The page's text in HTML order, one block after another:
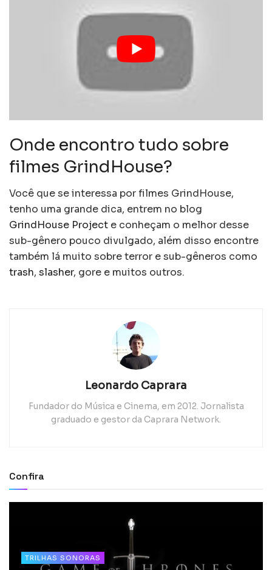
Onde encontro tudo sobre
filmes GrindHouse?
Você que se interessa por filmes GrindHouse,
tenho uma grande dica, entrem no blog
GrindHouse Project e conheçam o melhor desse
sub-gênero pouco divulgado, além disso encontre
também lá muito sobre terror e sub-gêneros como
trash, slasher, gore e muitos outros.
Leonardo Caprara
Fundador do Música e Cinema, em 2012. Jornalista
graduado e gestor da Caprara Network.
Confira
TRILHAS SONORAS